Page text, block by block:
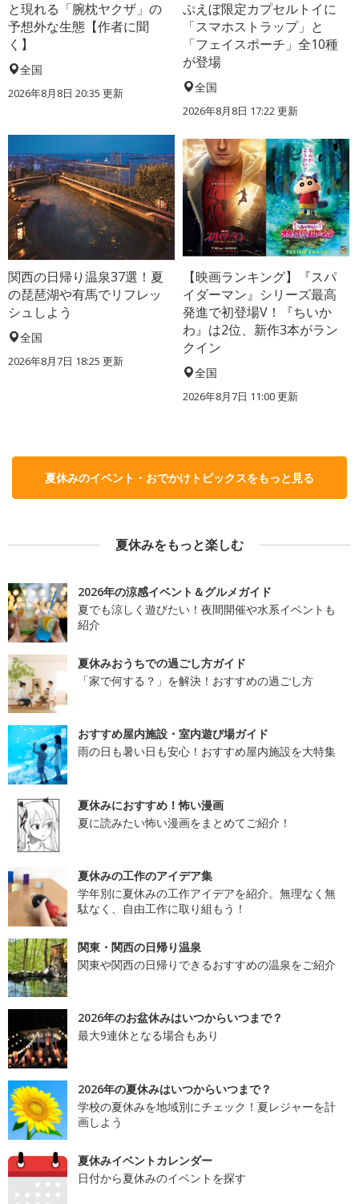
と現れる「腕枕ヤクザ」の
予想外な生態【作者に聞
く】
全国
2026年8月8日 20:35 更新
ぷえぼ限定カプセルトイに
「スマホストラップ」と
「フェイスポーチ」全10種
が登場
全国
2026年8月8日 17:22更新
関西の日帰り温泉37選！夏
の琵琶湖や有馬でリフレッ
シュしよう
全国
2026年8月7日 18:25 更新
【映画ランキング】『スパ
イダーマン』シリーズ最高
発進で初登場V！『ちいか
わ』は2位、新作3本がラン
クイン
全国
2026年8月7日 11:00更新
夏休みのイベント・おでかけトピックスをもっと見る
夏休みをもっと楽しむ
2026年の涼感イベント＆グルメガイド
夏でも涼しく遊びたい！夜間開催や水系イベントも
紹介
夏休みおうちでの過ごし方ガイド
「家で何する？」を解決！おすすめの過ごし方
おすすめ屋内施設・室内遊び場ガイド
雨の日も暑い日も安心！おすすめ屋内施設を大特集
夏休みにおすすめ！怖い漫画
夏に読みたい怖い漫画をまとめてご紹介！
夏休みの工作のアイデア集
学年別に夏休みの工作アイデアを紹介。無理なく無
駄なく、自由工作に取り組もう！
関東・関西の日帰り温泉
関東や関西の日帰りできるおすすめの温泉をご紹介
2026年のお盆休みはいつからいつまで？
最大9連休となる場合もあり
2026年の夏休みはいつからいつまで？
学校の夏休みを地域別にチェック！夏レジャーを計
画しよう
夏休みイベントカレンダー
日付から夏休みのイベントを探す